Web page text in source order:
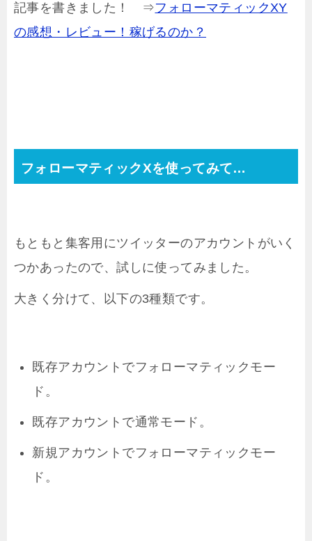
記事を書きました！ ⇒フォローマティックXY
の感想・レビュー！稼げるのか？
フォローマティックXを使ってみて…
もともと集客用にツイッターのアカウントがいく
つかあったので、試しに使ってみました。
大きく分けて、以下の3種類です。
既存アカウントでフォローマティックモー
ド。
既存アカウントで通常モード。
新規アカウントでフォローマティックモー
ド。